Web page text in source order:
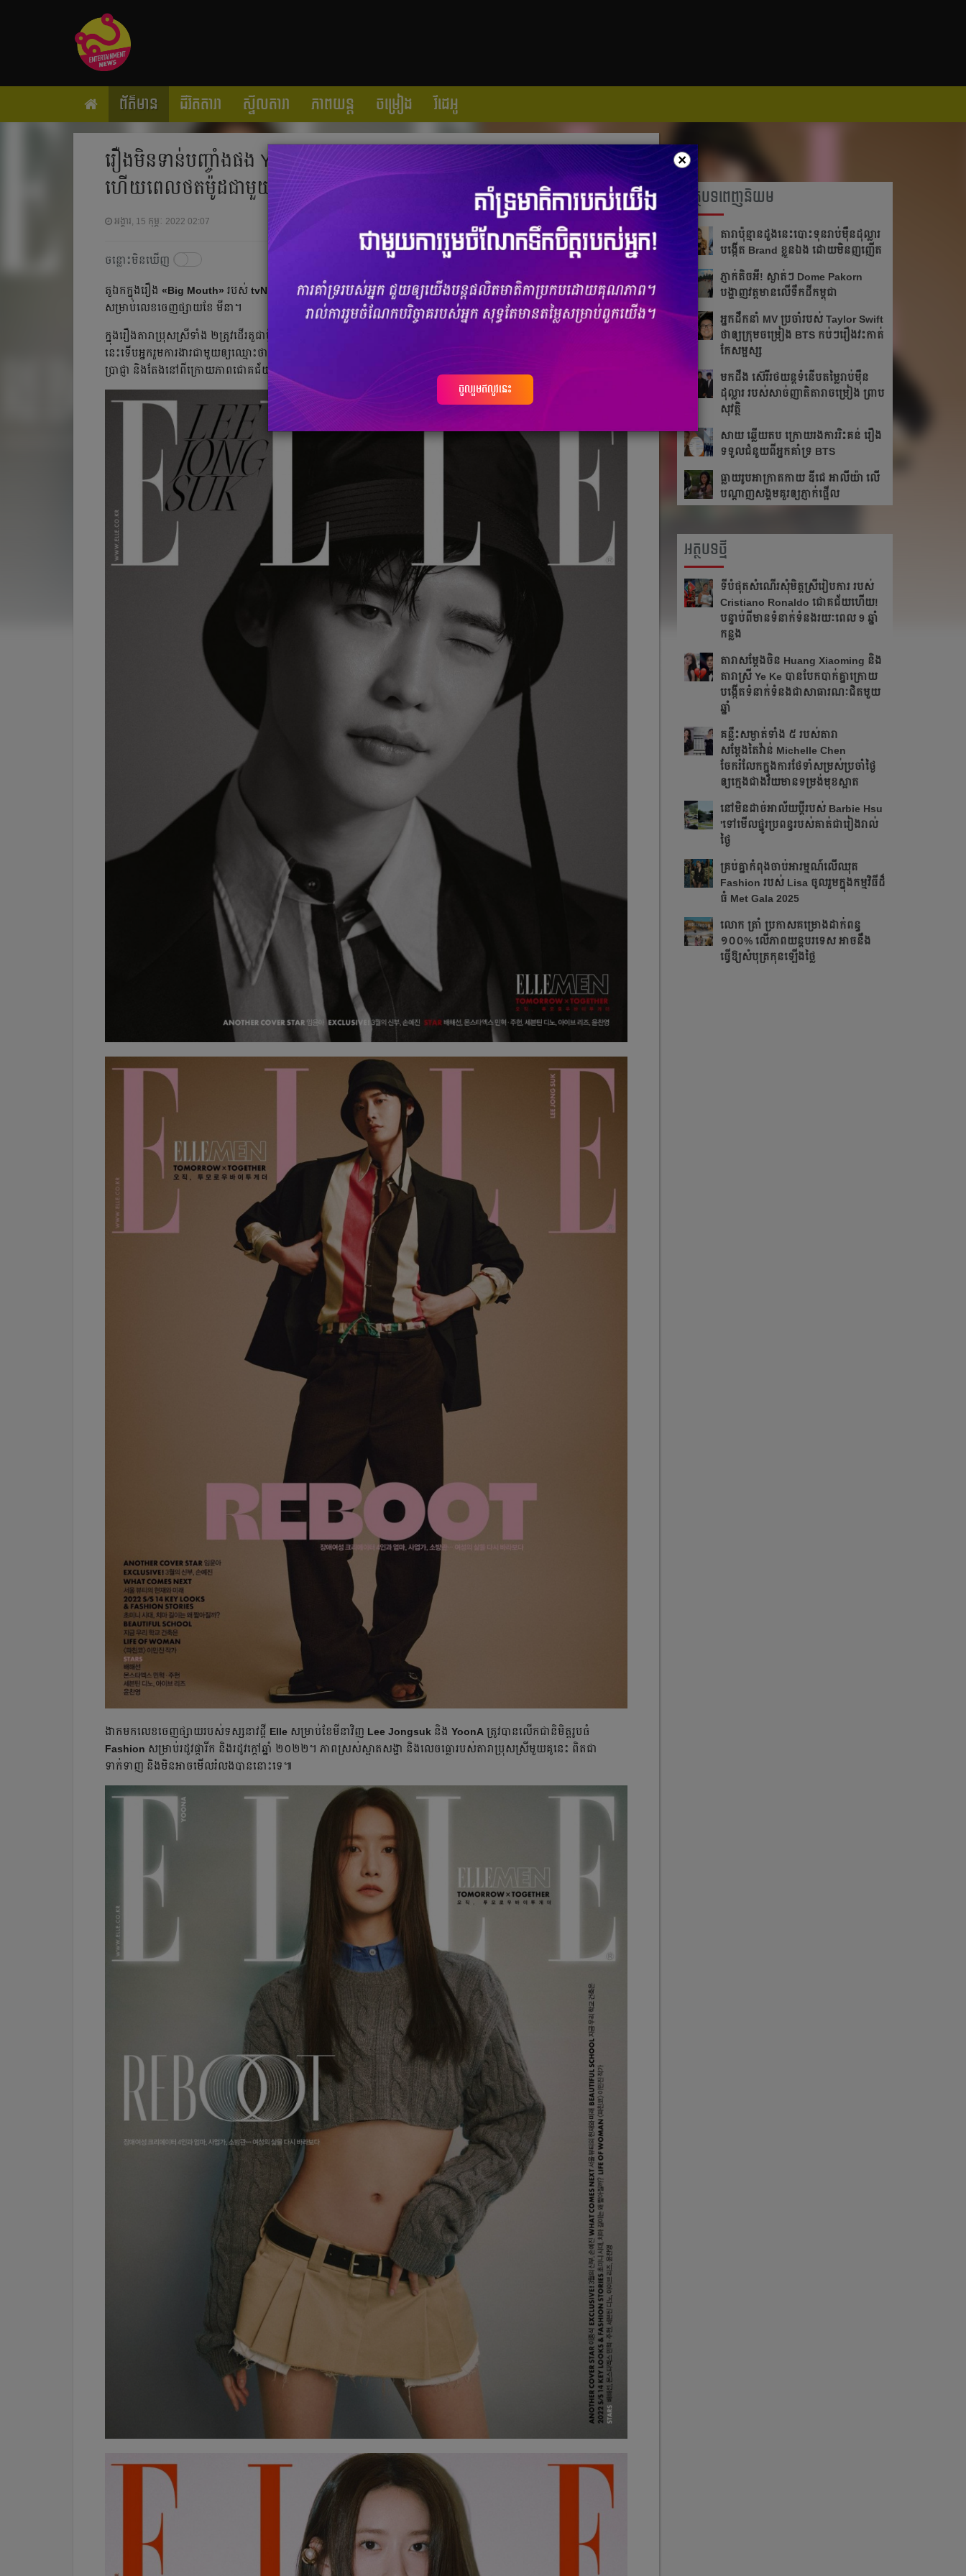
ព័ត៌មាន ជីវិតតារា ស្ទីលតារា ភាពយន្ត ចម្រៀង វីដេអូ
រឿងមិនទាន់បញ្ចាំងផង YoonA និង Jopngsuk ស៊ីអារម្មណ៍ Fan មុនបាត់ទៅ
ហើយពេលថតម៉ូដជាមួយគ្នា
អង្គារ, 15 កុម្ភៈ 2022 02:07
ចន្លោះមិនឃើញ
តួឯកក្នុងរឿង «Big Mouth» របស់ tvN Lee JongsukនិងYoonAបាន​បង្ហាញ​មុខរួមគ្នា​ថតម៉ូដសម្រាប់​ទស្សនាវដ្ដីElle
សម្រាប់លេខចេញផ្សាយខែ មីនា។
ក្នុងរឿងតារា​ប្រុសស្រីទាំង ២ត្រូវ​ដើរតួជាប្ដីប្រពន្ធគ្នា ដោយ
នេះទើប​អ្នករួមការងារជាមួយឲ្យឈ្មោះថា
ប្រាជ្ញា និង​តែង​នៅពីក្រោយភាពជោគជ័យរបស់ប្ដី។
ងាក​មក​លេខចេញផ្សាយរបស់ទស្សនាវដ្ដី Elle សម្រាប់ខែមីនាវិញ Lee Jongsuk និង YoonA ត្រូវ​បាន​លើកជានិមិត្តរូបធំ
Fashion សម្រាប់រដូវផ្ការីក និង​រដូវក្ដៅឆ្នាំ ២០២២។ ភាពស្រស់ស្អាតសង្ហា និង​លេចធ្លោរបស់តារាប្រុសស្រីមួយគូនេះ ពិតជា
ទាក់ទាញ​ និងមិនអាច​មើលរំលងបាន​នោះទេ៕
អត្ថបទពេញនិយម
តារា​ប៉ុន្មានដួងនេះបោះ​ទុន​រាប់​ម៉ឺន​ដុល្លារ
បង្កើត Brand ខ្លួន​ឯង ដោយមិនញញើត
ភ្ញាក់តិចអី!​ ស្ងាត់ៗ Dome Pakorn
បង្ហាញវត្តមាន​លើទឹកដីកម្ពុជា
អ្នក​ដឹក​នាំ​ MV ប្រចាំ​របស់​ Taylor Swift
ថា​ឲ្យ​ក្រុម​ចម្រៀង BTS កប់ៗ​រឿង​វះកាត់​
កែ​សម្ផស្ស
​មក​ដឹង​ ស៊េរីរថយន្ត​ទំនើប​តម្លៃ​រាប់​ម៉ឺន​
ដុល្លារ របស់​សាច់​ញាតិ​តារាចម្រៀង ​​ព្រាប
សុវត្ថិ
សាយ ឆ្លើយតប​ ក្រោយរង​ការ​រិះគន់ រឿង​
ទទួលជំនួយពីអ្នកគាំទ្រ BTS
ធ្លាយ​រូប​អាក្រាត​កាយ ឌីជេ អាលីយ៉ា លើ​
បណ្ដាញ​សង្គម​គួរ​ឲ្យ​ភ្ញាក់​ផ្អើល
អត្ថបទថ្មី
ទីបំផុតសំណើរសុំមិត្តស្រីរៀបការ របស់
Cristiano Ronaldo ជោគជ័យហើយ!
បន្ទាប់ពីមានទំនាក់ទំនងរយៈពេល 9 ឆ្នាំ
កន្លង
តារាសម្ដែងចិន Huang Xiaoming និង
តារាស្រី Ye Ke បានបែកបាក់គ្នាក្រោយ
បង្កើតទំនាក់ទំនងជាសាធារណៈជិតមួយ
ឆ្នាំ
គន្លឹះសម្ងាត់ទាំង ៥ របស់តារា
សម្តែងតៃវ៉ាន់ Michelle Chen
ចែករំលែកក្នុងការថែទាំសម្រស់ប្រចាំថ្ងៃ
ឲ្យក្មេងជាងវ័យមានទម្រង់មុខស្អាត
នៅមិនដាច់អាល័យប្តីរបស់ Barbie Hsu
'ទៅមើលផ្នូរប្រពន្ធរបស់គាត់ជារៀងរាល់
ថ្ងៃ
គ្រប់គ្នាកំពុងចាប់អារម្មណ៍លើឈុត
Fashion របស់ Lisa ចូលរួមក្នុងកម្មវិធីដ៏
ធំ Met Gala 2025
លោក ត្រាំ ប្រកាសគម្រោងដាក់ពន្ធ
១០០% លើភាពយន្តបរទេស អាចនឹង
ធ្វើឱ្យសំបុត្រកុនឡើងថ្លៃ
×
ចូលរួមឥលូវនេះ